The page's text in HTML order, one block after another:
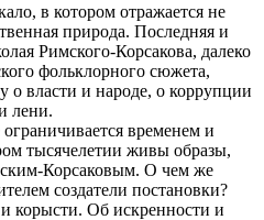
в котором отражается не
природа. Последняя и
Римского-Корсакова, далеко
фольклорного сюжета,
о власти и народе, о коррупции
лени.
временем и
тысячелетии живы образы,
Корсаковым. О чем же
создатели постановки?
корысти. Об искренности и